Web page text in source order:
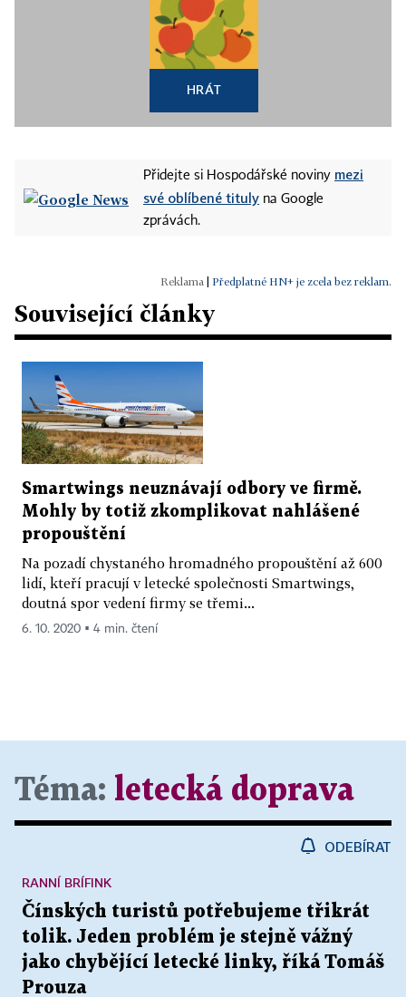
HRÁT
Přidejte si Hospodářské noviny mezi
své oblíbené tituly na Google
zprávách.
Předplatné HN+ je zcela bez reklam.
Související články
Smartwings neuznávají odbory ve firmě.
Mohly by totiž zkomplikovat nahlášené
propouštění
Na pozadí chystaného hromadného propouštění až 600
lidí, kteří pracují v letecké společnosti Smart­wings,
doutná spor vedení firmy se třemi...
6. 10. 2020 ▪ 4 min. čtení
Téma: letecká doprava
ODEBÍRAT
Čínských turistů potřebujeme třikrát
tolik. Jeden problém je stejně vážný
jako chybějící letecké linky, říká Tomáš
Prouza
RANNÍ BRÍFINK